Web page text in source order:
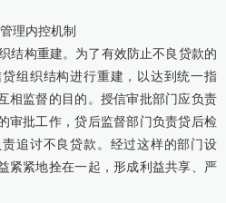
理内控机制
结构重建。为了有效防止不良贷款的
组织结构进行重建，以达到统一指
相监督的目的。授信审批部门应负责
审批工作，贷后监督部门负责贷后检
追讨不良贷款。经过这样的部门设
紧紧地拴在一起，形成利益共享、严